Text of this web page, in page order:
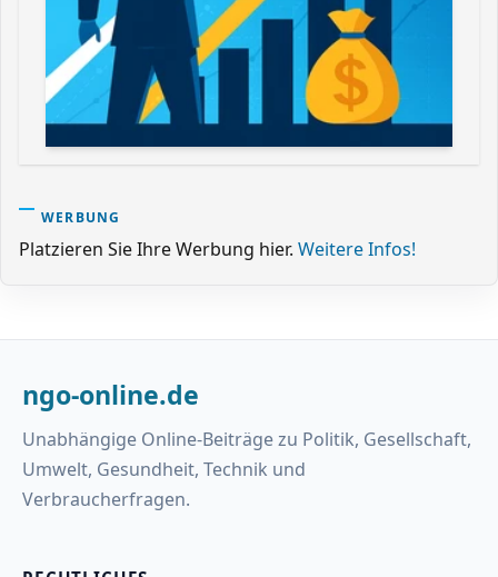
WERBUNG
Platzieren Sie Ihre Werbung hier. Weitere Infos!
ngo-online.de
Unabhängige Online-Beiträge zu Politik, Gesellschaft,
Umwelt, Gesundheit, Technik und
Verbraucherfragen.